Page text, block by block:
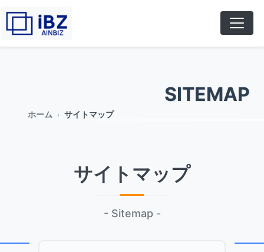
SITEMAP
ホーム サイトマップ
サイトマップ
- Sitemap -